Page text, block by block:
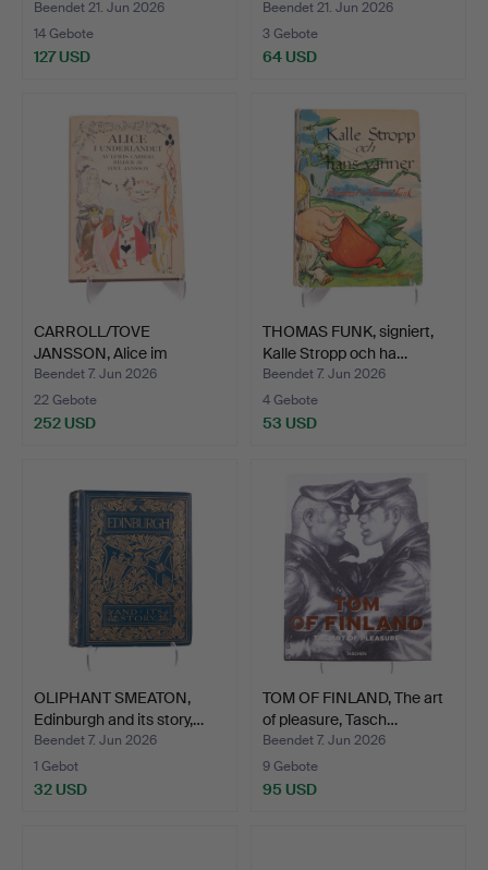
Beendet 21. Jun 2026
14 Gebote
127 USD
Beendet 21. Jun 2026
3 Gebote
64 USD
CARROLL/TOVE
JANSSON, Alice im
Wunderland,…
Beendet 7. Jun 2026
22 Gebote
252 USD
THOMAS FUNK, signiert,
Kalle Stropp och ha…
Beendet 7. Jun 2026
4 Gebote
53 USD
OLIPHANT SMEATON,
Edinburgh and its story,…
Beendet 7. Jun 2026
1 Gebot
32 USD
TOM OF FINLAND, The art
of pleasure, Tasch…
Beendet 7. Jun 2026
9 Gebote
95 USD